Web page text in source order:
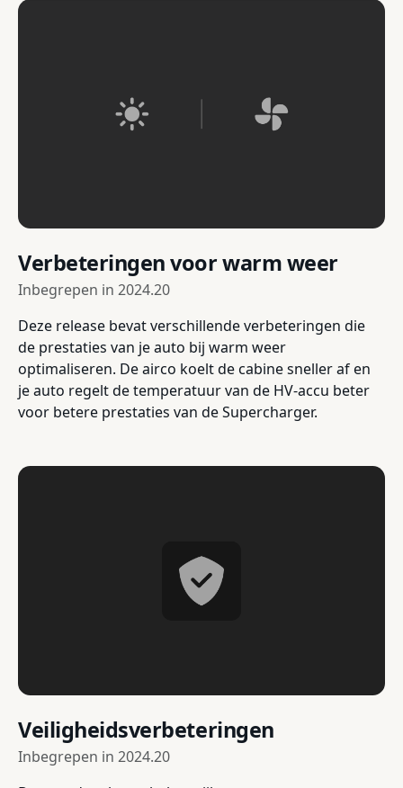
Verbeteringen voor warm weer
Inbegrepen in 2024.20
Deze release bevat verschillende verbeteringen die
de prestaties van je auto bij warm weer
optimaliseren. De airco koelt de cabine sneller af en
je auto regelt de temperatuur van de HV-accu beter
voor betere prestaties van de Supercharger.
Veiligheidsverbeteringen
Inbegrepen in 2024.20